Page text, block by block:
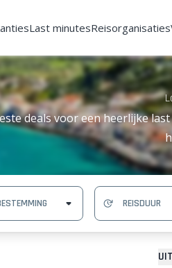
Last minutesReisorganisaties
deals voor een heerlijke